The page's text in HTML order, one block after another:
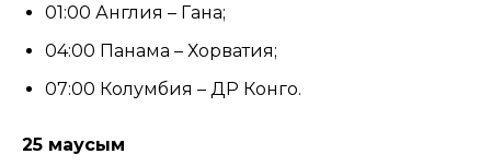
01:00 Англия – Гана;
04:00 Панама – Хорватия;
07:00 Колумбия – ДР Конго.
25 маусым